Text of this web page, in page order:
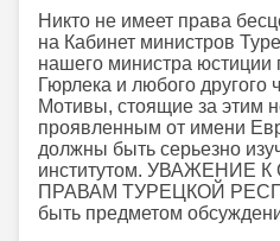
Никто не имеет права
на Кабинет министров
нашего министра юстиции
Гюрлека и любого другого
Мотивы, стоящие за этим
проявленным от имени
должны быть серьезно
институтом. УВАЖЕНИЕ
ПРАВАМ ТУРЕЦКОЙ
быть предметом